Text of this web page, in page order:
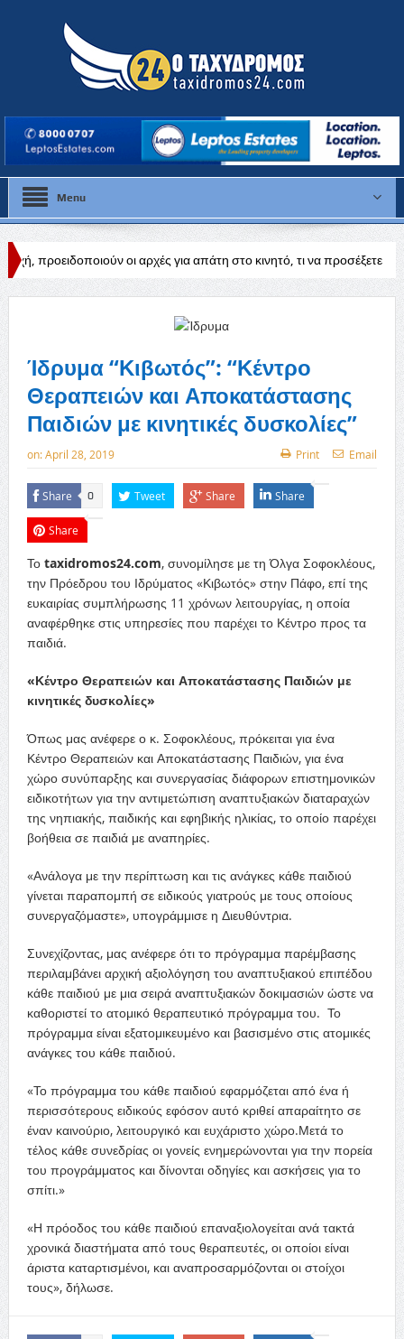
Menu
οι αρχές για απάτη στο κινητό, τι να προσέξετε Καμπανάκι από
Ίδρυμα “Κιβωτός”: “Κέντρο
Θεραπειών και Αποκατάστασης
Παιδιών με κινητικές δυσκολίες”
on:April 28, 2019 Print Email
Share 0 Tweet Share Share
Share
Το taxidromos24.com, συνομίλησε με τη Όλγα Σοφοκλέους,
την Πρόεδρου του Ιδρύματος «Κιβωτός» στην Πάφο, επί της
ευκαιρίας συμπλήρωσης 11 χρόνων λειτουργίας, η οποία
αναφέρθηκε στις υπηρεσίες που παρέχει το Κέντρο προς τα
παιδιά.
«Κέντρο Θεραπειών και Αποκατάστασης Παιδιών με
κινητικές δυσκολίες»
Όπως μας ανέφερε ο κ. Σοφοκλέους, πρόκειται για ένα
Κέντρο Θεραπειών και Αποκατάστασης Παιδιών, για ένα
χώρο συνύπαρξης και συνεργασίας διάφορων επιστημονικών
ειδικοτήτων για την αντιμετώπιση αναπτυξιακών διαταραχών
της νηπιακής, παιδικής και εφηβικής ηλικίας, το οποίο παρέχει
βοήθεια σε παιδιά με αναπηρίες.
«Ανάλογα με την περίπτωση και τις ανάγκες κάθε παιδιού
γίνεται παραπομπή σε ειδικούς γιατρούς με τους οποίους
συνεργαζόμαστε», υπογράμμισε η Διευθύντρια.
Συνεχίζοντας, μας ανέφερε ότι το πρόγραμμα παρέμβασης
περιλαμβάνει αρχική αξιολόγηση του αναπτυξιακού επιπέδου
κάθε παιδιού με μια σειρά αναπτυξιακών δοκιμασιών ώστε να
καθοριστεί το ατομικό θεραπευτικό πρόγραμμα του. Το
πρόγραμμα είναι εξατομικευμένο και βασισμένο στις ατομικές
ανάγκες του κάθε παιδιού.
«Το πρόγραμμα του κάθε παιδιού εφαρμόζεται από ένα ή
περισσότερους ειδικούς εφόσον αυτό κριθεί απαραίτητο σε
έναν καινούριο, λειτουργικό και ευχάριστο χώρο.Μετά το
τέλος κάθε συνεδρίας οι γονείς ενημερώνονται για την πορεία
του προγράμματος και δίνονται οδηγίες και ασκήσεις για το
σπίτι.»
«Η πρόοδος του κάθε παιδιού επαναξιολογείται ανά τακτά
χρονικά διαστήματα από τους θεραπευτές, οι οποίοι είναι
άριστα καταρτισμένοι, και αναπροσαρμόζονται οι στοίχοι
τους», δήλωσε.